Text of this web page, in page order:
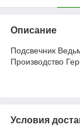
Описание
Подсвечник
Производство
Условия